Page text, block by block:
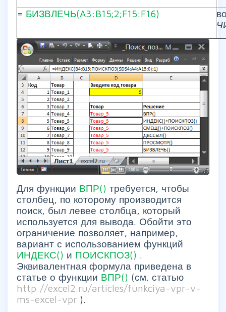
= БИЗВЛЕЧЬ(A3:B15;2;F15:F16)
Для функции ВПР() требуется, чтобы
столбец, по которому производится
поиск, был левее столбца, который
используется для вывода. Обойти это
ограничение позволяет, например,
вариант с использованием функций
ИНДЕКС() и ПОИСКПОЗ() .
Эквивалентная формула приведена в
статье о функции ВПР() (см. статью
http://excel2.ru/articles/funkciya-vpr-v-
ms-excel-vpr ).